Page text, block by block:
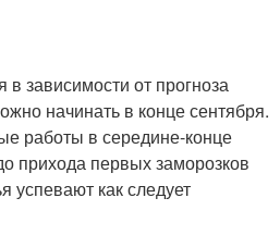
зависимости от прогноза
начинать в конце сентября.
работы в середине-конце
прихода первых заморозков
успевают как следует